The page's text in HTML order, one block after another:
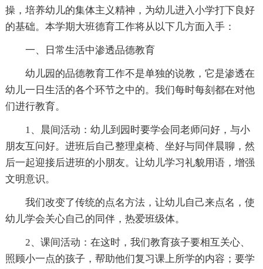
操，培养幼儿的集体主义精神，为幼儿进入小学打下良好
的基础。本学期大班德育工作将从以下几方面入手：
一、日常生活中渗透品德教育
幼儿园的品德教育工作不是单独的说教，它是渗透在
幼儿一日生活的各个环节之中的。我们每时每刻都在对他
们进行教育。
1、晨间活动：幼儿到园时要学会同老师问好，与小
朋友互问好。进班后自己整理桌椅、坐好与同伴晨聊，然
后一起迎接后进班的小朋友。让幼儿学习礼貌用语，增强
文明意识。
我们改变了传统的点名方法，让幼儿自己来点名，使
幼儿学会关心自己的同伴，热爱班级体。
2、课间活动：在这时，我们教育孩子要相互关心、
照顾小一点的孩子，帮助他们复习课上所学的内容；要学